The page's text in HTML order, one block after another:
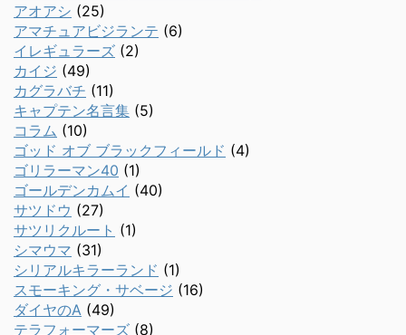
アオアシ (25)
アマチュアビジランテ (6)
イレギュラーズ (2)
カイジ (49)
カグラバチ (11)
キャプテン名言集 (5)
コラム (10)
ゴッド オブ ブラックフィールド (4)
ゴリラーマン40 (1)
ゴールデンカムイ (40)
サツドウ (27)
サツリクルート (1)
シマウマ (31)
シリアルキラーランド (1)
スモーキング・サベージ (16)
ダイヤのA (49)
テラフォーマーズ (8)